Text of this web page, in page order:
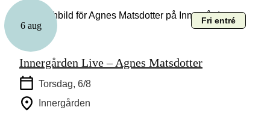
6 aug Fri entré
Innergården Live – Agnes Matsdotter
Torsdag, 6/8
Innergården